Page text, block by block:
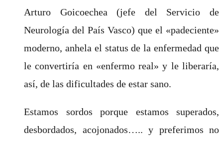
Arturo Goicoechea (jefe del Servicio de
Neurología del País Vasco) que el «padeciente»
moderno, anhela el status de la enfermedad que
le convertiría en «enfermo real» y le liberaría,
así, de las dificultades de estar sano.
Estamos sordos porque estamos superados,
desbordados, acojonados….. y preferimos no